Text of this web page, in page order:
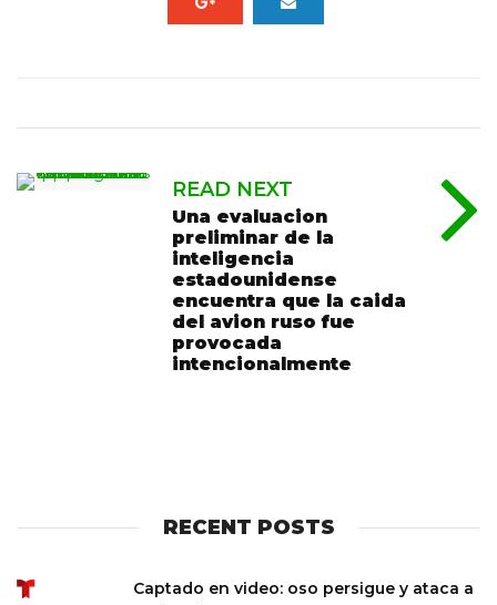
READ NEXT
Una evaluacion
preliminar de la
inteligencia
estadounidense
encuentra que la caida
del avion ruso fue
provocada
intencionalmente
RECENT POSTS
Captado en video: oso persigue y ataca a